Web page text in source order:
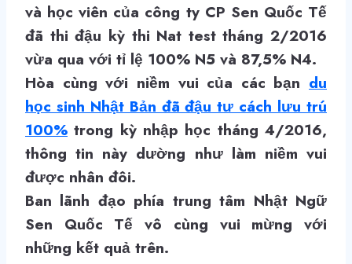
và học viên của công ty CP Sen Quốc Tế
đã thi đậu kỳ thi Nat test tháng 2/2016
vừa qua với tỉ lệ 100% N5 và 87,5% N4.
Hòa cùng với niềm vui của các bạn du
học sinh Nhật Bản đã đậu tư cách lưu trú
100% trong kỳ nhập học tháng 4/2016,
thông tin này dường như làm niềm vui
được nhân đôi.
Ban lãnh đạo phía trung tâm Nhật Ngữ
Sen Quốc Tế vô cùng vui mừng với
những kết quả trên.